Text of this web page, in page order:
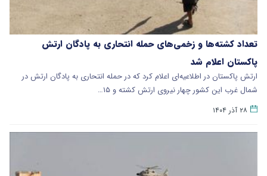
تعداد کشته‌ها و زخمی‌های حمله انتحاری به پادگان ارتش
پاکستان اعلام شد
ارتش پاکستان در اطلاعیه‌ای اعلام کرد که در حمله انتحاری به پادگان ارتش در
شمال غرب این کشور چهار نیروی ارتش کشته و ۱۵…
۲۸ آذر ۱۴۰۴